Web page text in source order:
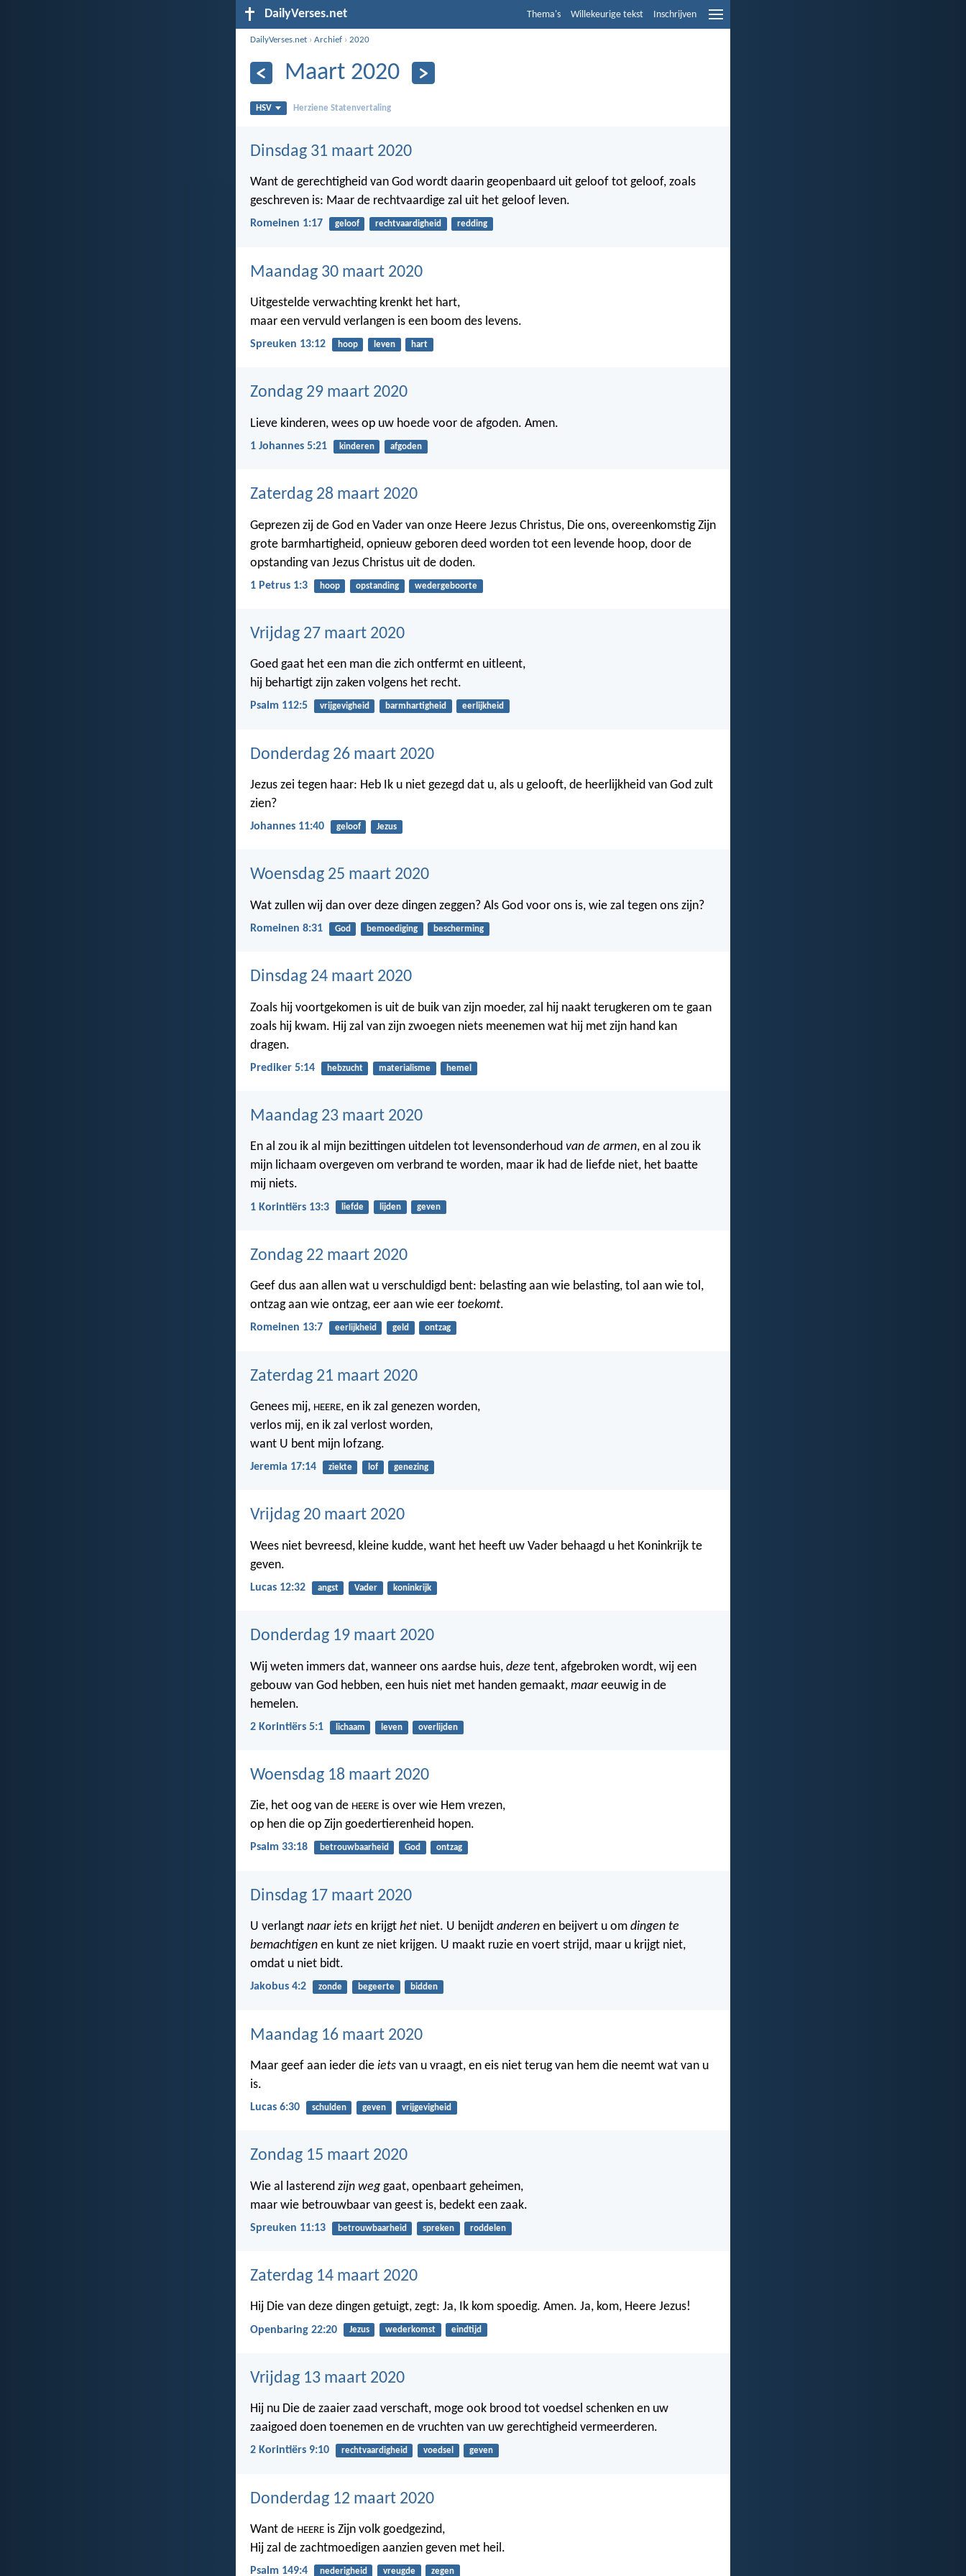
DailyVerses.net Thema's Willekeurige tekst Inschrijven
DailyVerses.net ›Archief ›2020
Maart 2020
HSV Herziene Statenvertaling
Dinsdag 31 maart 2020
Want de gerechtigheid van God wordt daarin geopenbaard uit geloof tot geloof, zoals
geschreven is: Maar de rechtvaardige zal uit het geloof leven.
Romeinen 1:17 geloof rechtvaardigheid redding
Maandag 30 maart 2020
Uitgestelde verwachting krenkt het hart,
maar een vervuld verlangen is een boom des levens.
Spreuken 13:12 hoop leven hart
Zondag 29 maart 2020
Lieve kinderen, wees op uw hoede voor de afgoden. Amen.
1 Johannes 5:21 kinderen afgoden
Zaterdag 28 maart 2020
Geprezen zij de God en Vader van onze Heere Jezus Christus, Die ons, overeenkomstig Zijn
grote barmhartigheid, opnieuw geboren deed worden tot een levende hoop, door de
opstanding van Jezus Christus uit de doden.
1 Petrus 1:3 hoop opstanding wedergeboorte
Vrijdag 27 maart 2020
Goed gaat het een man die zich ontfermt en uitleent,
hij behartigt zijn zaken volgens het recht.
Psalm 112:5 vrijgevigheid barmhartigheid eerlijkheid
Donderdag 26 maart 2020
Jezus zei tegen haar: Heb Ik u niet gezegd dat u, als u gelooft, de heerlijkheid van God zult
zien?
Johannes 11:40 geloof Jezus
Woensdag 25 maart 2020
Wat zullen wij dan over deze dingen zeggen? Als God voor ons is, wie zal tegen ons zijn?
Romeinen 8:31 God bemoediging bescherming
Dinsdag 24 maart 2020
Zoals hij voortgekomen is uit de buik van zijn moeder, zal hij naakt terugkeren om te gaan
zoals hij kwam. Hij zal van zijn zwoegen niets meenemen wat hij met zijn hand kan
dragen.
Prediker 5:14 hebzucht materialisme hemel
Maandag 23 maart 2020
En al zou ik al mijn bezittingen uitdelen tot levensonderhoud van de armen, en al zou ik
mijn lichaam overgeven om verbrand te worden, maar ik had de liefde niet, het baatte
mij niets.
1 Korintiërs 13:3 liefde lijden geven
Zondag 22 maart 2020
Geef dus aan allen wat u verschuldigd bent: belasting aan wie belasting, tol aan wie tol,
ontzag aan wie ontzag, eer aan wie eer toekomt.
Romeinen 13:7 eerlijkheid geld ontzag
Zaterdag 21 maart 2020
Genees mij, HEERE, en ik zal genezen worden,
verlos mij, en ik zal verlost worden,
want U bent mijn lofzang.
Jeremia 17:14 ziekte lof genezing
Vrijdag 20 maart 2020
Wees niet bevreesd, kleine kudde, want het heeft uw Vader behaagd u het Koninkrijk te
geven.
Lucas 12:32 angst Vader koninkrijk
Donderdag 19 maart 2020
Wij weten immers dat, wanneer ons aardse huis, deze tent, afgebroken wordt, wij een
gebouw van God hebben, een huis niet met handen gemaakt, maareeuwig in de
hemelen.
2 Korintiërs 5:1 lichaam leven overlijden
Woensdag 18 maart 2020
Zie, het oog van de HEERE is over wie Hem vrezen,
op hen die op Zijn goedertierenheid hopen.
Psalm 33:18 betrouwbaarheid God ontzag
Dinsdag 17 maart 2020
U verlangt naar iets en krijgt het niet. U benijdt anderen en beijvert u om dingen te
bemachtigen en kunt ze niet krijgen. U maakt ruzie en voert strijd, maar u krijgt niet,
omdat u niet bidt.
Jakobus 4:2 zonde begeerte bidden
Maandag 16 maart 2020
Maar geef aan ieder die iets van u vraagt, en eis niet terug van hem die neemt wat van u
is.
Lucas 6:30 schulden geven vrijgevigheid
Zondag 15 maart 2020
Wie al lasterend zijn weg gaat, openbaart geheimen,
maar wie betrouwbaar van geest is, bedekt een zaak.
Spreuken 11:13 betrouwbaarheid spreken roddelen
Zaterdag 14 maart 2020
Hij Die van deze dingen getuigt, zegt: Ja, Ik kom spoedig. Amen. Ja, kom, Heere Jezus!
Openbaring 22:20 Jezus wederkomst eindtijd
Vrijdag 13 maart 2020
Hij nu Die de zaaier zaad verschaft, moge ook brood tot voedsel schenken en uw
zaaigoed doen toenemen en de vruchten van uw gerechtigheid vermeerderen.
2 Korintiërs 9:10 rechtvaardigheid voedsel geven
Donderdag 12 maart 2020
Want de HEERE is Zijn volk goedgezind,
Hij zal de zachtmoedigen aanzien geven met heil.
Psalm 149:4 nederigheid vreugde zegen